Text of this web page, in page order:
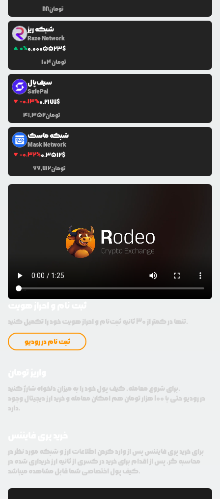
88تومان
شبکه ریز
Raze Network
0%0.0005523$
104تومان
سیف‌پال
SafePal
-0.13%0.2177$
41,352تومان
شبکه ماسک
Mask Network
-0.32%0.3512$
66,712تومان
تنها در کمتر از 30 ثانیه ثبت‌نام و احراز هویت خود را تکمیل کنید.
ثبت نام در رودیو
برای شروع معامله، کیف پول خود را به میزان دلخواه شارژ کنید.
در رودیو حتی با 100 هزار تومان هم امکان معامله و خرید ارز دیجیتال وجود
دارد.
برای خرید پری فایننس پس از وارد کردن اطلاعات ارز و شبکه مورد نظر در
محاسبه گر، پس از اقدام برای خرید در کسری از ثانیه ارز خریداری شده در
کیف پول اختصاصی شما قابل مشاهده میباشد.